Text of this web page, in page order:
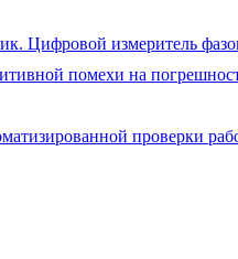
измеритель
помехи на
проверки